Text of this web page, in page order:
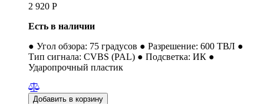
2 920 Р
Есть в наличии
● Угол обзора: 75 градусов ● Разрешение: 600 ТВЛ ●
Тип сигнала: CVBS (PAL) ● Подсветка: ИК ●
Ударопрочный пластик